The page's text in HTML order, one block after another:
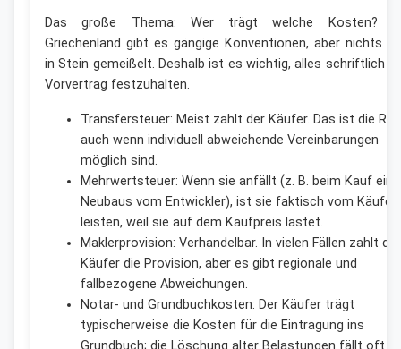
Das große Thema: Wer trägt welche Kosten?
Griechenland gibt es gängige Konventionen, aber nichts
in Stein gemeißelt. Deshalb ist es wichtig, alles schriftlich
Vorvertrag festzuhalten.
Transfersteuer: Meist zahlt der Käufer. Das ist die
auch wenn individuell abweichende Vereinbarungen
möglich sind.
Mehrwertsteuer: Wenn sie anfällt (z. B. beim Kauf
Neubaus vom Entwickler), ist sie faktisch vom Käufer
leisten, weil sie auf dem Kaufpreis lastet.
Maklerprovision: Verhandelbar. In vielen Fällen zahlt der
Käufer die Provision, aber es gibt regionale und
fallbezogene Abweichungen.
Notar- und Grundbuchkosten: Der Käufer trägt
typischerweise die Kosten für die Eintragung ins
Grundbuch; die Löschung alter Belastungen fällt oft